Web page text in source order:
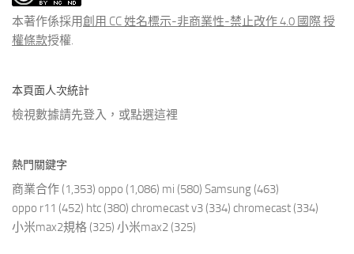
章
本著作係採用創用 CC 姓名標示-非商業性-禁止改作 4.0 國際 授
權條款授權.
本頁面人次統計
檢視數據請先登入，或點選這裡
熱門關鍵字
商業合作 (1,353) oppo (1,086) mi (580) Samsung (463)
oppo r11 (452) htc (380) chromecast v3 (334) chromecast (334)
小米max2規格 (325) 小米max2 (325)